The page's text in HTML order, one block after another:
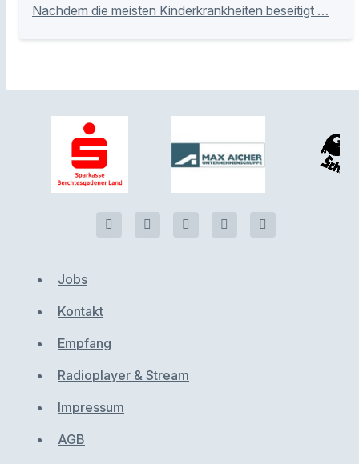
Nachdem die meisten Kinderkrankheiten beseitigt …
Jobs
Kontakt
Empfang
Radioplayer & Stream
Impressum
AGB